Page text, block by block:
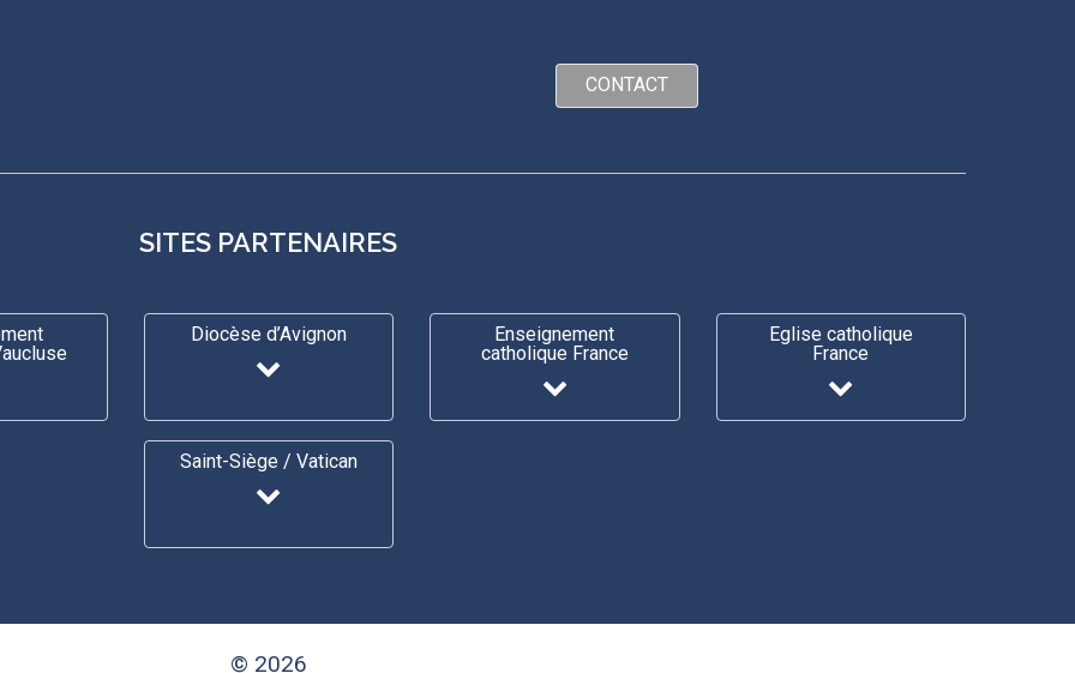
CONTACT
SITES PARTENAIRES
Diocèse d’Avignon
Enseignement
catholique France
Eglise catholique
France
Saint-Siège / Vatican
© 2026